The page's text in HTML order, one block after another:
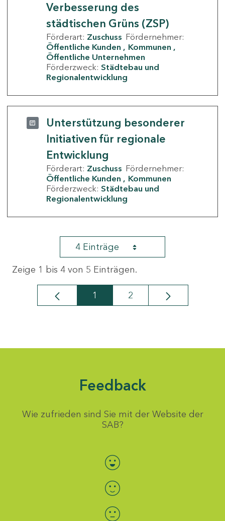
Verbesserung des
städtischen Grüns (ZSP)
Förderart: Zuschuss Fördernehmer:
Öffentliche Kunden
Kommunen
Öffentliche Unternehmen
Förderzweck: Städtebau und
Regionalentwicklung
Unterstützung besonderer
Initiativen für regionale
Entwicklung
Förderart: Zuschuss Fördernehmer:
Öffentliche Kunden
Kommunen
Förderzweck: Städtebau und
Regionalentwicklung
4 Einträge
Zeige 1 bis 4 von 5 Einträgen.
Seite
1 Seite
2
Feedback
Wie zufrieden sind Sie mit der Website der
SAB?
Bewertung auswählen